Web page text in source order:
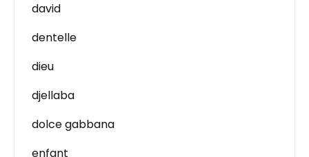
david
dentelle
dieu
djellaba
dolce gabbana
enfant